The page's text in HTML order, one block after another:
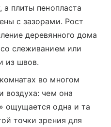
а плиты пенопласта
с зазорами. Рост
деревянного дома
слеживанием или
из швов.
во многом
воздуха: чем она
ощущается одна и та
точки зрения для